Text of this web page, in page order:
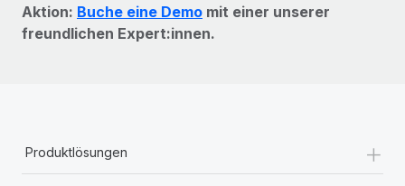
Aktion: Buche eine Demo mit einer unserer
freundlichen Expert:innen.
Produktlösungen +